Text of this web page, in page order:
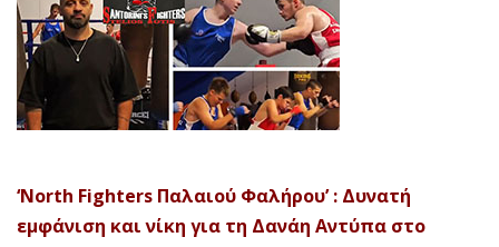
‘North Fighters Παλαιού Φαλήρου’ : Δυνατή
εμφάνιση και νίκη για τη Δανάη Αντύπα στο